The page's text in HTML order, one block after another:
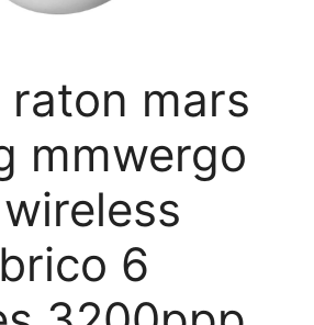
raton mars
mmwergo
6